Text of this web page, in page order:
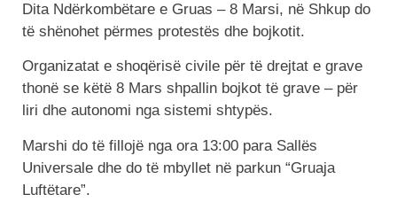
Dita Ndërkombëtare e Gruas – 8 Marsi, në Shkup do
të shënohet përmes protestës dhe bojkotit.
Organizatat e shoqërisë civile për të drejtat e grave
thonë se këtë 8 Mars shpallin bojkot të grave – për
liri dhe autonomi nga sistemi shtypës.
Marshi do të fillojë nga ora 13:00 para Sallës
Universale dhe do të mbyllet në parkun “Gruaja
Luftëtare”.